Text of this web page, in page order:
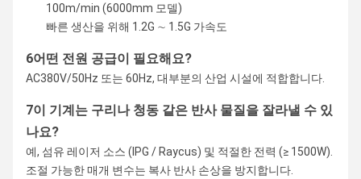
100m/min (6000mm 모델)
빠른 생산을 위해 1.2G ∼ 1.5G 가속도
6어떤 전원 공급이 필요해요?
AC380V/50Hz 또는 60Hz, 대부분의 산업 시설에 적합합니다.
7이 기계는 구리나 청동 같은 반사 물질을 잘라낼 수 있
나요?
예, 섬유 레이저 소스 (IPG / Raycus) 및 적절한 전력 (≥ 1500W).
조절 가능한 매개 변수는 복사 반사 손상을 방지합니다.